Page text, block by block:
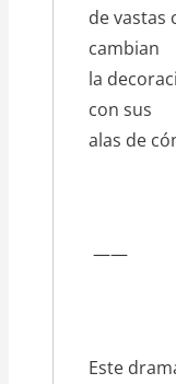
de vastas
cambian
la
con sus
alas de
——
Este